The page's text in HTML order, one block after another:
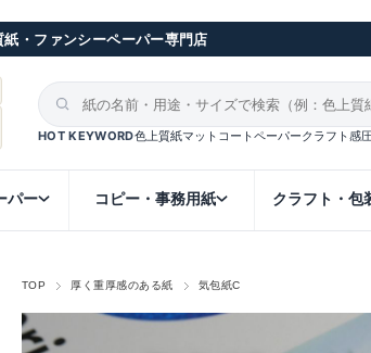
紙・ファンシーペーパー専門店
HOT KEYWORD色上質紙マットコートペーパークラフト感
パー コピー・事務用紙 クラフト・包
TOP 厚く重厚感のある紙 気包紙C